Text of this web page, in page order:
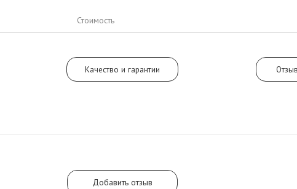
Стоимость
Качество и гарантии
Добавить отзыв